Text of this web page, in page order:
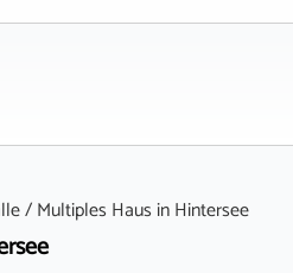
/ Multiples Haus inHintersee